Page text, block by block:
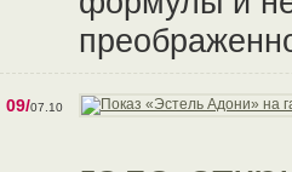
09/07.10